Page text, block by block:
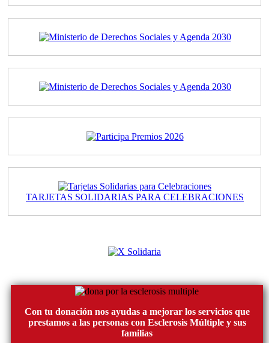
TARJETAS SOLIDARIAS PARA CELEBRACIONES
Con tu donación nos ayudas a mejorar los servicios que
prestamos a las personas con Esclerosis Múltiple y sus
familias